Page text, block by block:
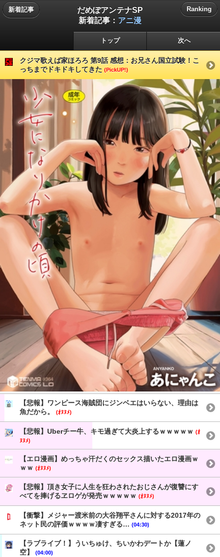
新着記事
だめぽアンテナSP
新着記事： アニ漫
Ranking
トップ 次へ
クジマ歌えば家ほろろ 第9話 感想：お兄さん国立試験！こ
っちまでドキドキしてきた (PickUP!)
【悲報】ワンピース海賊団にジンベエはいらない、理由は
魚だから。
(ｵﾇﾇﾒ)
【悲報】Uberチー牛、キモ過ぎて大炎上するｗｗｗｗｗ (ｵ
ﾇﾇﾒ)
【エロ漫画】めっちゃ汗だくのセックス描いたエロ漫画ｗ
ｗｗ (ｵﾇﾇﾒ)
【悲報】頂き女子に人生を狂わされたおじさんが復讐にす
べてを捧げるヱロゲが発売ｗｗｗｗｗ (ｵﾇﾇﾒ)
【衝撃】メジャー渡米前の大谷翔平さんに対する2017年の
ネット民の評価ｗｗｗｗ凄すぎる… (04:30)
【ラブライブ！】ういちゅけ、ちいかわデートか【蓮ノ
空】
(04:00)